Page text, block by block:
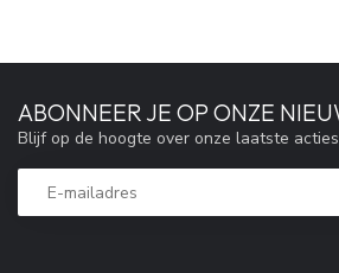
ABONNEER JE OP ONZE
Blijf op de hoogte over onze laatste acties